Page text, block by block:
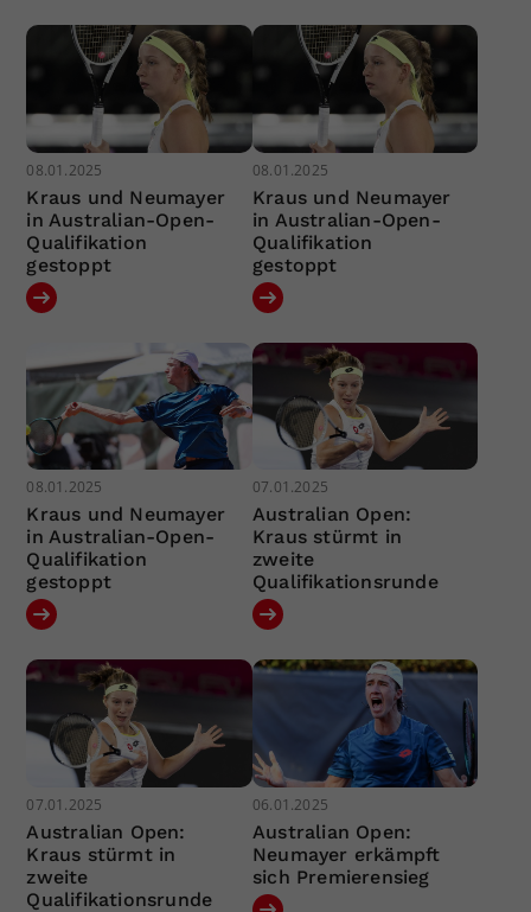
08.01.2025
Kraus und Neumayer
in Australian-Open-
Qualifikation
gestoppt
08.01.2025
Kraus und Neumayer
in Australian-Open-
Qualifikation
gestoppt
08.01.2025
Kraus und Neumayer
in Australian-Open-
Qualifikation
gestoppt
07.01.2025
Australian Open:
Kraus stürmt in
zweite
Qualifikationsrunde
07.01.2025
Australian Open:
Kraus stürmt in
zweite
Qualifikationsrunde
06.01.2025
Australian Open:
Neumayer erkämpft
sich Premierensieg